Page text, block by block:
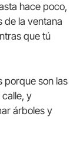
hace poco,
de la ventana
que tú
porque son las
y
árboles y